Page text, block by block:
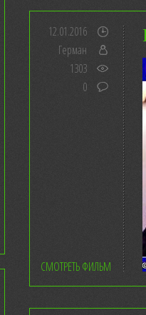
12.01.2016
Герман
1303
0
СМОТРЕТЬ ФИЛЬМ